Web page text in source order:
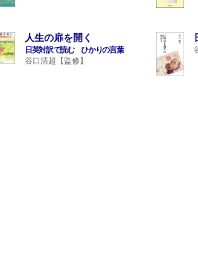
人生の扉を開く
日英対訳で読む ひかりの言葉
谷口清超【監修】